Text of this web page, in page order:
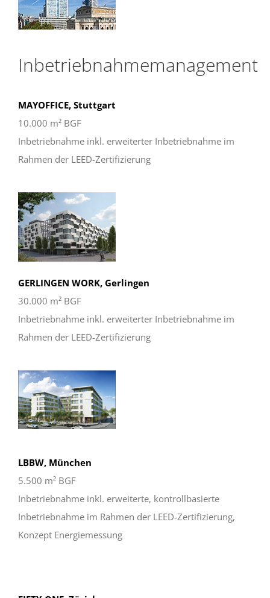
Inbetriebnahmemanagement
MAYOFFICE, Stuttgart
10.000 m² BGF
Inbetriebnahme inkl. erweiterter Inbetriebnahme im
Rahmen der LEED-Zertifizierung
GERLINGEN WORK, Gerlingen
30.000 m² BGF
Inbetriebnahme inkl. erweiterter Inbetriebnahme im
Rahmen der LEED-Zertifizierung
LBBW, München
5.500 m² BGF
Inbetriebnahme inkl. erweiterte, kontrollbasierte
Inbetriebnahme im Rahmen der LEED-Zertifizierung,
Konzept Energiemessung